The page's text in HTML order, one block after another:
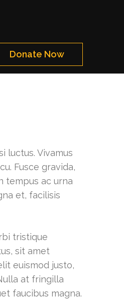
Donate Now
luctus. Vivamus
Fusce gravida,
tempus ac urna
et, facilisis
tristique
sit amet
euismod justo,
at fringilla
faucibus magna.